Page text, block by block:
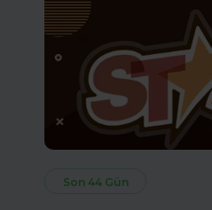
Son 44 Gün